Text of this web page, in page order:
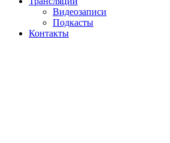
Видеозаписи
Подкасты
Контакты